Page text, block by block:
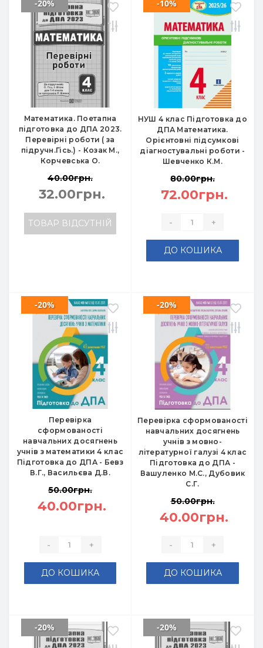
Математика. Поетапна
підготовка до ДПА 2023.
Перевірні роботи ( за
підручн.Гісь.) - Козак М.,
Корчевська О.
-20%
40.00грн.
32.00грн.
ТОВАР ВІДСУТНІЙ
НУШ 4 клас Підготовка до
ДПА Математика.
Орієнтовні підсумкові
діагностувальні роботи -
Шевченко К.М.
-10%
80.00грн.
72.00грн.
- +
ДО КОШИКА
Перевірка
сформованості
навчальних досягнень
учнів з математики 4 клас
Підготовка до ДПА - Бевз
В.Г., Васильєва Д.В.
-20%
50.00грн.
40.00грн.
- +
ДО КОШИКА
Перевірка сформованості
навчальних досягнень
учнів з мовно-
літературної галузі 4 клас
Підготовка до ДПА -
Вашуленко М.С., Дубовик
С.Г.
-20%
50.00грн.
40.00грн.
- +
ДО КОШИКА
-20% -20%